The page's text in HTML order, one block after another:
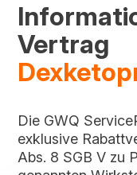
Vertrag
Die GWQ
exklusive
Abs. 8 SGB V zu